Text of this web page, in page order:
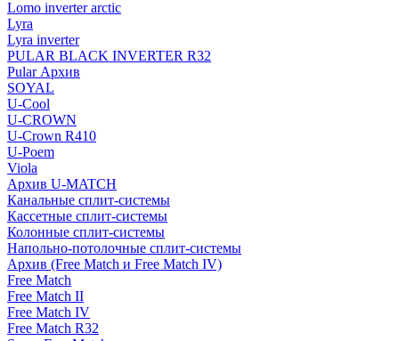
Lomo inverter arctic
Lyra
Lyra inverter
PULAR BLACK INVERTER R32
Pular Архив
SOYAL
U-Cool
U-CROWN
U-Crown R410
U-Poem
Viola
Архив U-MATCH
Канальные сплит-системы
Кассетные сплит-системы
Колонные сплит-системы
Напольно-потолочные сплит-системы
Архив (Free Match и Free Match IV)
Free Match
Free Match II
Free Match IV
Free Match R32